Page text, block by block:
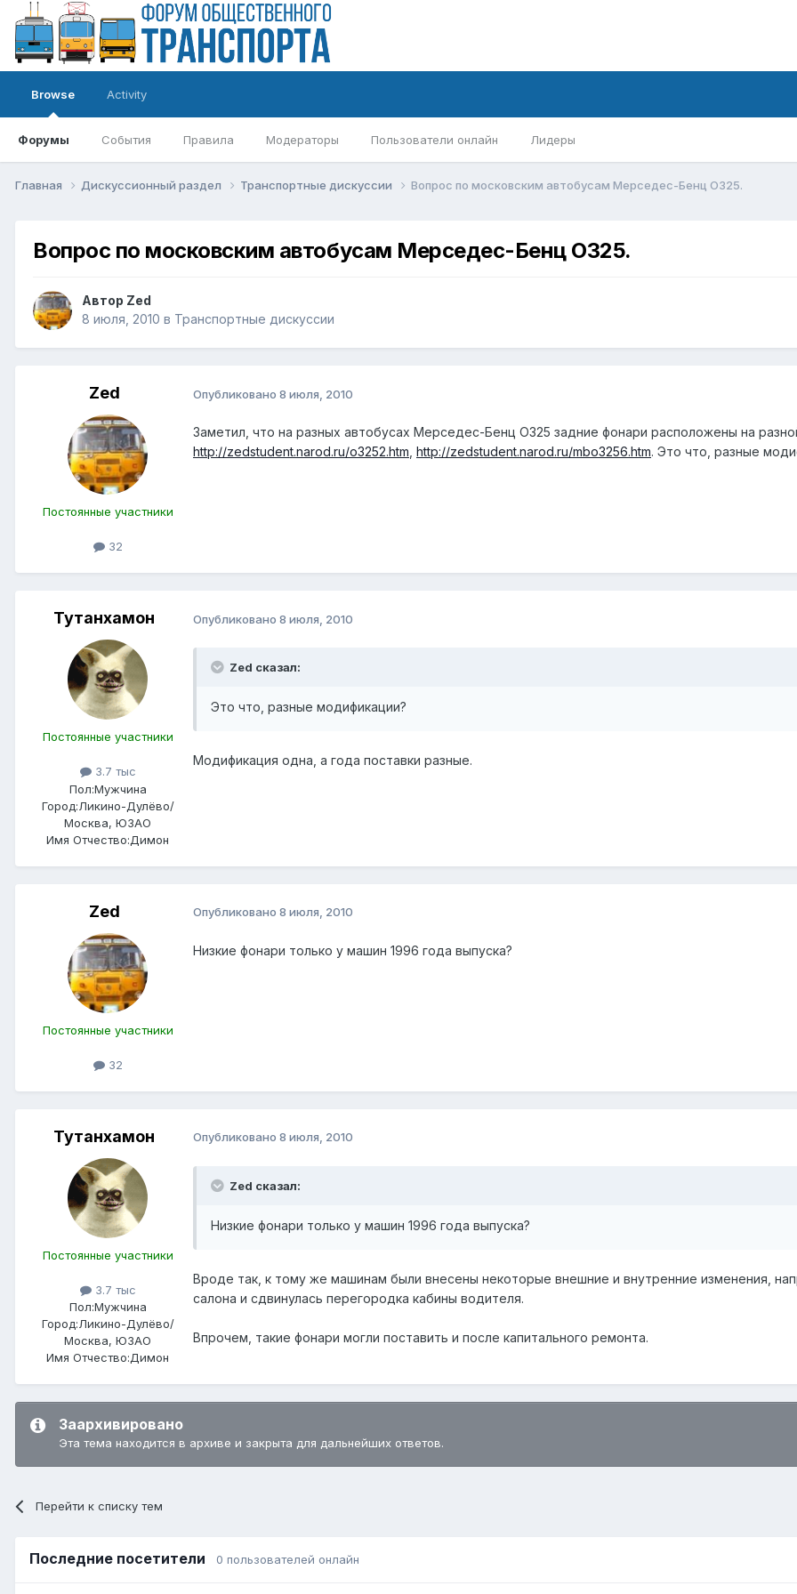
Browse
Форумы События Правила Модераторы Пользователи онлайн Лидеры
Activity
Главная Дискуссионный раздел Транспортные дискуссии Вопрос по московским автобусам Мерседес-Бенц О325.
Вопрос по московским автобусам Мерседес-Бенц О325.
Автор Zed
8 июля, 2010 в Транспортные дискуссии
Zed
Постоянные участники
32
Опубликовано 8 июля, 2010
Заметил, что на разных автобусах Мерседес-Бенц О325 задние фонари расположены на
http://zedstudent.narod.ru/o3252.htm http://zedstudent.narod.ru/mbo3256.htm. Это что, разные
Тутанхамон
Постоянные участники
3.7 тыс
Пол:Мужчина
Город:Ликино-Дулёво/
Москва, ЮЗАО
Имя Отчество:Димон
Опубликовано 8 июля, 2010
Zed сказал:
Это что, разные модификации?
Модификация одна, а года поставки разные.
Zed
Постоянные участники
32
Опубликовано 8 июля, 2010
Низкие фонари только у машин 1996 года выпуска?
Тутанхамон
Постоянные участники
3.7 тыс
Пол:Мужчина
Город:Ликино-Дулёво/
Москва, ЮЗАО
Имя Отчество:Димон
Опубликовано 8 июля, 2010
Zed сказал:
Низкие фонари только у машин 1996 года выпуска?
Вроде так, к тому же машинам были внесены некоторые внешние и внутренние изменения,
салона и сдвинулась перегородка кабины водителя.
Впрочем, такие фонари могли поставить и после капитального ремонта.
Заархивировано
Эта тема находится в архиве и закрыта для дальнейших ответов.
Перейти к списку тем
Последние посетители 0 пользователей онлайн